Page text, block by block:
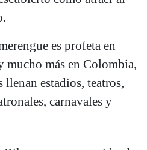
es profeta en
mucho más en Colombia,
llenan estadios, teatros,
carnavales y